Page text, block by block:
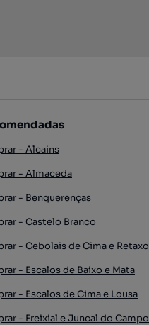
- Alcains
- Almaceda
- Benquerenças
- Castelo Branco
- Cebolais de Cima e Retaxo
- Escalos de Baixo e Mata
- Escalos de Cima e Lousa
- Freixial e Juncal do Campo